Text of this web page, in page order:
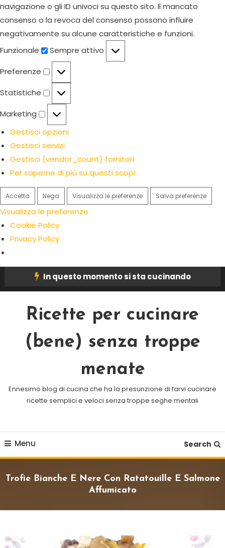
navigazione o gli ID univoci su questo sito. Il mancato
consenso o la revoca del consenso possono influire
negativamente su alcune caratteristiche e funzioni.
Funzionale
Funzionale
Sempre attivo
Preferenze
Preferenze
Statistiche Statistiche
Marketing Marketing
Gestisci opzioni
Gestisci servizi
Gestisci {vendor_count} fornitori
Per saperne di più su questi scopi
Accetta Nega Visualizza le preferenze Salva preferenze
Visualizza le preferenze
Cookie Policy
Privacy Policy
In questo momento si sta cucinando
Ricette per cucinare
(bene) senza troppe
menate
Ennesimo blog di cucina che ha la presunzione di farvi cucinare
ricette semplici e veloci senza troppe seghe mentali
Menu Search
Trofie Bianche E Nere Con Ratatouille E Salmone
Affumicato